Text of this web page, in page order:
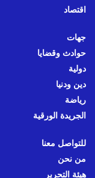
اقتصاد
جهات
حوادث وقضايا
دولية
دين ودنيا
رياضة
الجريدة الورقية
للتواصل معنا
من نحن
هيئة التحرير